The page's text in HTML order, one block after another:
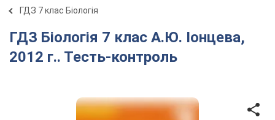
ГДЗ 7 клас Біологія
ГДЗ Біологія 7 клас А.Ю. Іонцева,
2012 г.. Тесть-контроль